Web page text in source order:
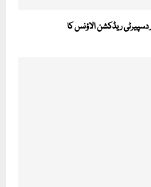
ریڈکشن الاؤنس کا